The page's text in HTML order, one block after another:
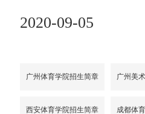
2020-09-05
广州体育学院招生简章 广州美
西安体育学院招生简章 成都体